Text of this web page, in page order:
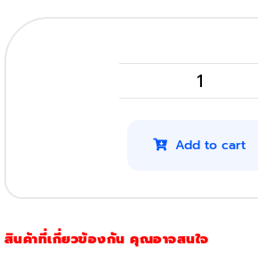
HP
รุ่น
quantity
Add to cart
สินค้าที่เกี่ยวข้องกัน คุณอาจสนใจ